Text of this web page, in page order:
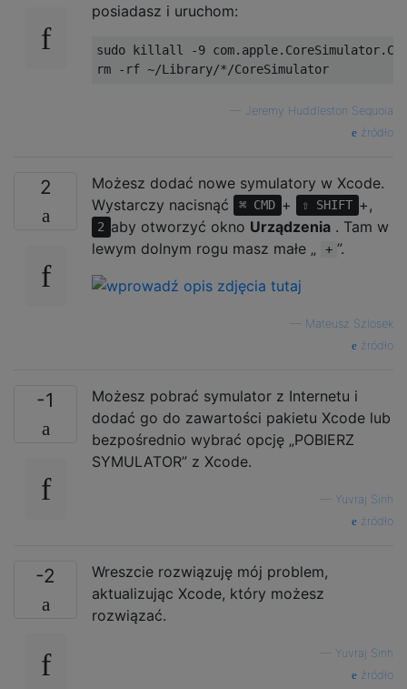
posiadasz i uruchom:
sudo killall -9
Jeremy Huddleston Sequoia
źródło
2
Możesz dodać nowe symulatory w Xcode.
Wystarczy nacisnąć
⌘ CMD + ⇧ SHIFT +,
2 aby otworzyć okno Urządzenia. Tam w
lewym dolnym rogu masz małe „
+ ”.
Mateusz Szlosek
źródło
-1
Możesz pobrać symulator z Internetu i
dodać go do zawartości pakietu Xcode lub
bezpośrednio wybrać opcję „POBIERZ
SYMULATOR” z Xcode.
Yuvraj Sinh
źródło
-2
Wreszcie rozwiązuję mój problem,
aktualizując Xcode, który możesz
rozwiązać.
Yuvraj Sinh
źródło